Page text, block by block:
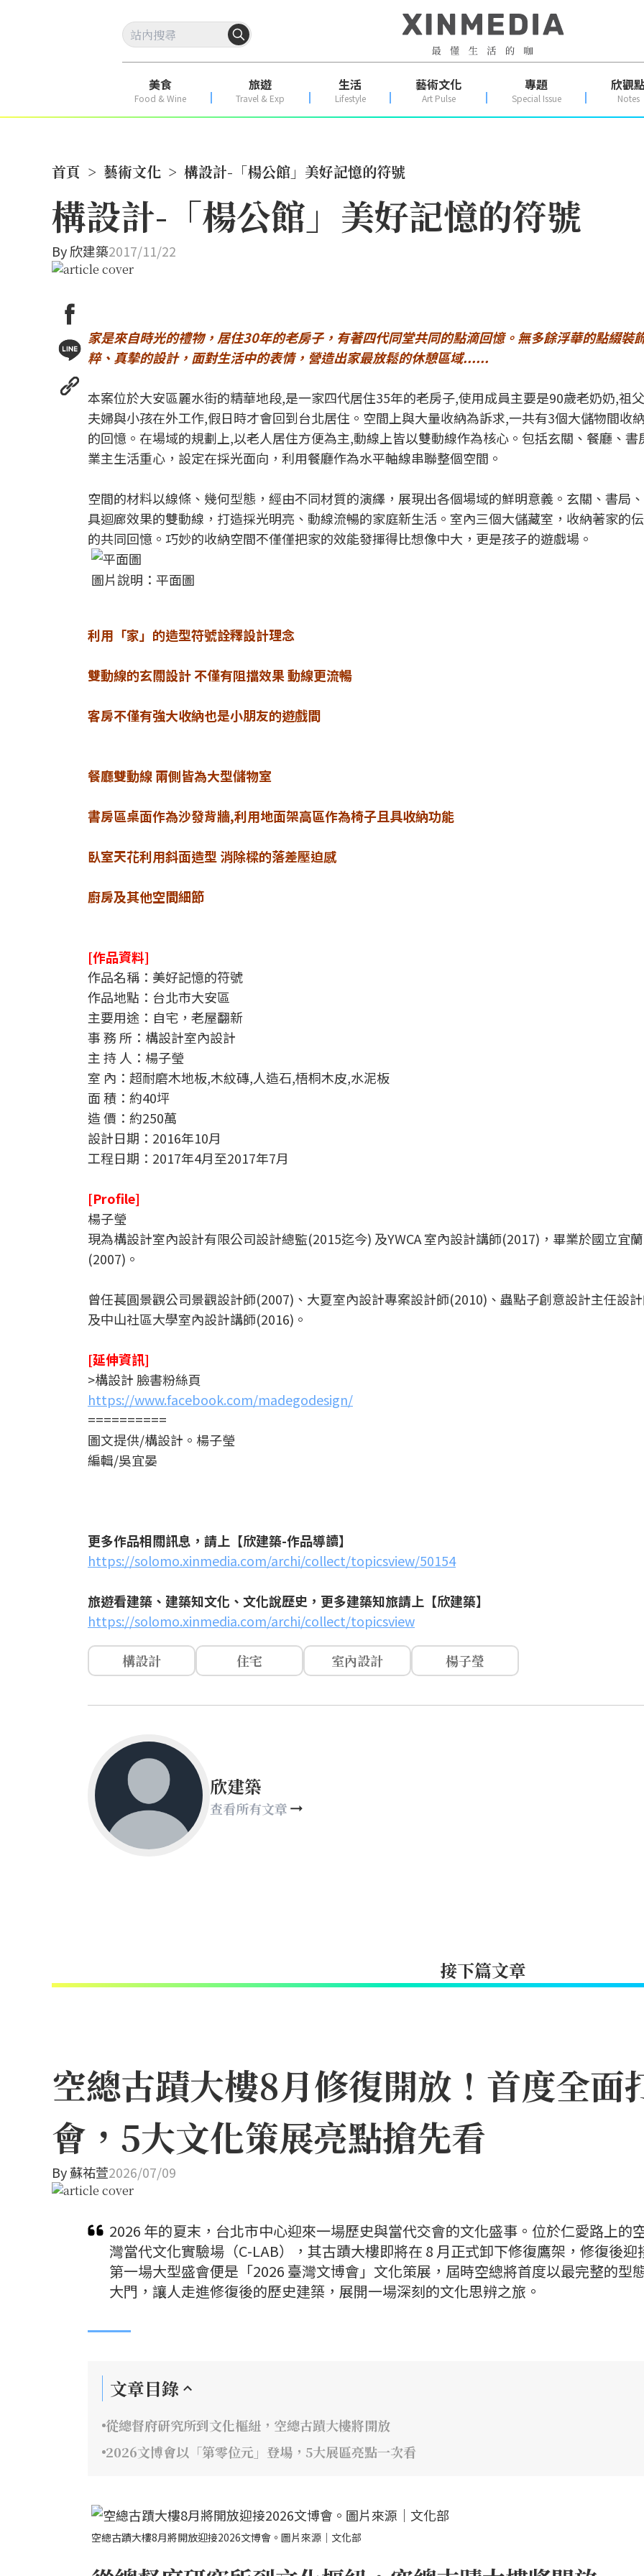
美食
Food & Wine
旅遊
Travel & Exp
生活
Lifestyle
藝術文化
Art Pulse
專題
Special Issue
欣觀
Notes
首頁 > 藝術文化 > 構設計-「楊公館」美好記憶的符號
構設計-「楊公館」美好記憶的符號
By欣建築2017/11/22
家是來自時光的禮物，居住30年的老房子，有著四代同堂共同的點滴回憶。無多餘浮華的點綴裝
粹、真摰的設計，面對生活中的表情，營造出家最放鬆的休憩區域......
本案位於大安區麗水街的精華地段,是一家四代居住35年的老房子,使用成員主要是90歲老奶奶,祖
夫婦與小孩在外工作,假日時才會回到台北居住。空間上與大量收納為訴求,一共有3個大儲物間收
的回憶。在場域的規劃上,以老人居住方便為主,動線上皆以雙動線作為核心。包括玄關、餐廳、書
業主生活重心，設定在採光面向，利用餐廳作為水平軸線串聯整個空間。
空間的材料以線條、幾何型態，經由不同材質的演繹，展現出各個場域的鮮明意義。玄關、書局
具迴廊效果的雙動線，打造採光明亮、動線流暢的家庭新生活。室內三個大儲藏室，收納著家的
的共同回憶。巧妙的收納空間不僅僅把家的效能發揮得比想像中大，更是孩子的遊戲場。
圖片說明：平面圖
利用「家」的造型符號詮釋設計理念
雙動線的玄關設計 不僅有阻擋效果 動線更流暢
客房不僅有強大收納也是小朋友的遊戲間
餐廳雙動線 兩側皆為大型儲物室
書房區桌面作為沙發背牆,利用地面架高區作為椅子且具收納功能
臥室天花利用斜面造型 消除樑的落差壓迫感
廚房及其他空間細節
[作品資料]
作品名稱：美好記憶的符號
作品地點：台北市大安區
主要用途：自宅，老屋翻新
事 務 所：構設計室內設計
主 持 人：楊子瑩
室 內：超耐磨木地板,木紋磚,人造石,梧桐木皮,水泥板
面 積：約40坪
造 價：約250萬
設計日期：2016年10月
工程日期：2017年4月至2017年7月
[Profile]
楊子瑩
現為構設計室內設計有限公司設計總監(2015迄今) 及YWCA 室內設計講師(2017)，畢業於國立宜
(2007)。
曾任萇圓景觀公司景觀設計師(2007)、大夏室內設計專案設計師(2010)、蟲點子創意設計主任設
及中山社區大學室內設計講師(2016)。
[延伸資訊]
>構設計 臉書粉絲頁
https://www.facebook.com/madegodesign/
==========
圖文提供/構設計。楊子瑩
編輯/吳宜晏
更多作品相關訊息，請上【欣建築-作品導讀】
https://solomo.xinmedia.com/archi/collect/topicsview/50154
旅遊看建築、建築知文化、文化說歷史，更多建築知旅請上【欣建築】
https://solomo.xinmedia.com/archi/collect/topicsview
構設計 住宅 室內設計 楊子瑩
欣建築
查看所有文章
接下篇文章
空總古蹟大樓8月修復開放！首度全面
會，5大文化策展亮點搶先看
By蘇祐萱2026/07/09
2026 年的夏末，台北市中心迎來一場歷史與當代交會的文化盛事。位於仁愛路上的
灣當代文化實驗場（C-LAB），其古蹟大樓即將在 8 月正式卸下修復鷹架，修復後迎
第一場大型盛會便是「2026 臺灣文博會」文化策展，屆時空總將首度以最完整的型
大門，讓人走進修復後的歷史建築，展開一場深刻的文化思辨之旅。
文章目錄
從總督府研究所到文化樞紐，空總古蹟大樓將開放
2026文博會以「第零位元」登場，5大展區亮點一次看
空總古蹟大樓8月將開放迎接2026文博會。圖片來源｜文化部